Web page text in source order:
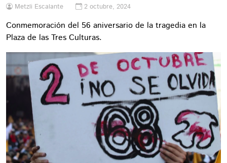
Metzli Escalante 2 octubre, 2024
Conmemoración del 56 aniversario de la tragedia en la
Plaza de las Tres Culturas.